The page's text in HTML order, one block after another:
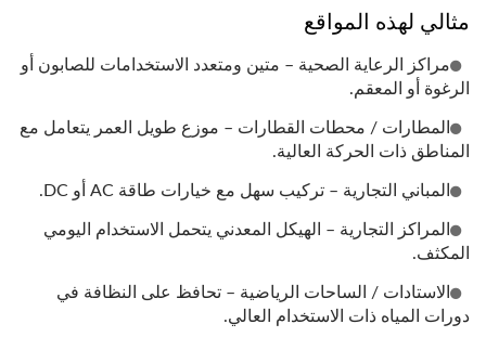
مثالي لهذه المواقع
مراكز الرعاية الصحية – متين ومتعدد الاستخدامات للصابون أو
الرغوة أو المعقم.
المطارات / محطات القطارات – موزع طويل العمر يتعامل مع
المناطق ذات الحركة العالية.
المباني التجارية – تركيب سهل مع خيارات طاقة AC أو DC.
المراكز التجارية – الهيكل المعدني يتحمل الاستخدام اليومي
المكثف.
الاستادات / الساحات الرياضية – تحافظ على النظافة في
دورات المياه ذات الاستخدام العالي.